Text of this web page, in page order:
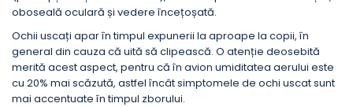
oboseală oculară și vedere încețoșată.
Ochii uscați apar în timpul expunerii la aproape la copii, în
general din cauza că uită să clipească. O atenție deosebită
merită acest aspect, pentru că în avion umiditatea aerului este
cu 20% mai scăzută, astfel încât simptomele de ochi uscat sunt
mai accentuate în timpul zborului.